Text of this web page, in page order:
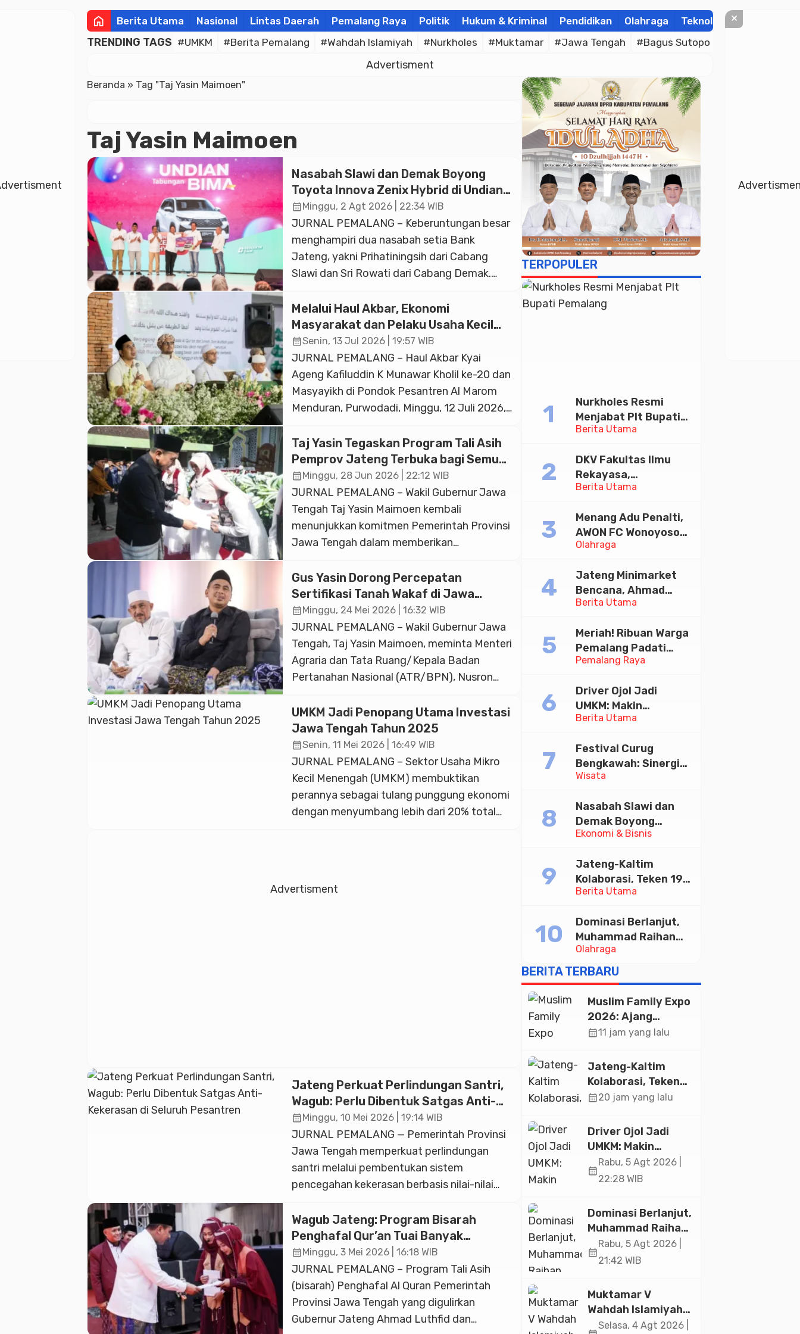
home Berita Utama Nasional Lintas Daerah Pemalang Raya Politik Hukum & Kriminal Pendidikan Olahraga Teknologi
TRENDING TAGS #UMKM #Berita Pemalang #Wahdah Islamiyah #Nurkholes #Muktamar #Jawa Tengah #Bagus Sutopo
Advertisment
Beranda » Tag "Taj Yasin Maimoen"
Taj Yasin Maimoen
Nasabah Slawi dan Demak Boyong
Toyota Innova Zenix Hybrid di Undian
Tabungan Bima Bank Jateng
calendar_monthMinggu, 2 Agt 2026 | 22:34 WIB
JURNAL PEMALANG – Keberuntungan besar
menghampiri dua nasabah setia Bank
Jateng, yakni Prihatiningsih dari Cabang
Slawi dan Sri Rowati dari Cabang Demak.
utama berupa mobil Toyota Innova Zenix
Hybrid dalam acara Undian Tabungan Bima
Periode II Tahun 2025 dan Periode I Tahun
2026 yang digelar di Mal 23 Semarang pada
Minggu, […]
Melalui Haul Akbar, Ekonomi
Masyarakat dan Pelaku Usaha Kecil
Tumbuh
calendar_monthSenin, 13 Jul 2026 | 19:57 WIB
JURNAL PEMALANG – Haul Akbar Kyai
Ageng Kafiluddin K Munawar Kholil ke-20 dan
Masyayikh di Pondok Pesantren Al Marom
Menduran, Purwodadi, Minggu, 12 Juli 2026,
menimba ilmu agama. Ribuan jamaah yang
memadati lokasi juga membawa berkah
ekonomi bagi masyarakat dan pelaku usaha
kecil. Puluhan lapak pedagang berjajar
sepanjang sekitar […]
Taj Yasin Tegaskan Program Tali Asih
Pemprov Jateng Terbuka bagi Semua
Penghafal Kitab Suci
calendar_monthMinggu, 28 Jun 2026 | 22:12 WIB
JURNAL PEMALANG – Wakil Gubernur Jawa
Tengah Taj Yasin Maimoen kembali
menunjukkan komitmen Pemerintah Provinsi
Jawa Tengah dalam memberikan
penghafal kitab suci. Tidak hanya bagi hafiz
Al-Qur’an, program tali asih juga terbuka bagi
seluruh penghafal kitab suci dari semua
agama. Namun hingga pertengahan 2026,
belum ada penghafal kitab suci selain […]
Gus Yasin Dorong Percepatan
Sertifikasi Tanah Wakaf di Jawa
Tengah
calendar_monthMinggu, 24 Mei 2026 | 16:32 WIB
JURNAL PEMALANG – Wakil Gubernur Jawa
Tengah, Taj Yasin Maimoen, meminta Menteri
Agraria dan Tata Ruang/Kepala Badan
Pertanahan Nasional (ATR/BPN), Nusron
tanah wakaf di wilayah Jawa Tengah. Gus
Yasin berharap tanah-tanah wakaf yang
saat ini belum memiliki sertifikat resmi dapat
segera ditangani. Dalam acara Pengajian
Selapanan dan Haul ke-7 KH Maimoen Zubair
[…]
UMKM Jadi Penopang Utama Investasi
Jawa Tengah Tahun 2025
calendar_monthSenin, 11 Mei 2026 | 16:49 WIB
JURNAL PEMALANG – Sektor Usaha Mikro
Kecil Menengah (UMKM) membuktikan
perannya sebagai tulang punggung ekonomi
dengan menyumbang lebih dari 20% total
DPMPTSP Jawa Tengah, Sakina Rosellasari,
Advertisment
Jateng Perkuat Perlindungan Santri,
Wagub: Perlu Dibentuk Satgas Anti-
Kekerasan di Seluruh Pesantren
calendar_monthMinggu, 10 Mei 2026 | 19:14 WIB
JURNAL PEMALANG — Pemerintah Provinsi
Jawa Tengah memperkuat perlindungan
santri melalui pembentukan sistem
pencegahan kekerasan berbasis nilai-nilai
tengah disiapkan adalah pembentukan
satuan tugas anti-bullying dan anti-
kekerasan terhadap perempuan serta anak di
lingkungan pondok pesantren. Komitmen
tersebut disampaikan Wakil Gubernur Jawa
Tengah, Taj Yasin Maimoen, usai mewakili
Gubernur Ahmad Luthfi […]
Wagub Jateng: Program Bisarah
Penghafal Qur’an Tuai Banyak
Manfaat
calendar_monthMinggu, 3 Mei 2026 | 16:18 WIB
JURNAL PEMALANG – Program Tali Asih
(bisarah) Penghafal Al Quran Pemerintah
Provinsi Jawa Tengah yang digulirkan
Gubernur Jateng Ahmad Luthfid dan
TERPOPULER
Berita Utama
Nurkholes Resmi
Menjabat Plt Bupati
Pemalang
Berita Utama
DKV Fakultas Ilmu
Rekayasa,
Universitas
Diskusi Desain
Olahraga
Menang Adu Penalti,
AWON FC Wonoyoso
Juara Bhayangkara
Berita Utama
Jateng Minimarket
Bencana, Ahmad
Luthfi Minta PMI Jadi
Pemalang Raya
Meriah! Ribuan Warga
Pemalang Padati
Kirab Festival Kamir
Berita Utama
Driver Ojol Jadi
UMKM: Makin
Sejahtera atau
Diskusi Paramadina
Wisata
Festival Curug
Bengkawah: Sinergi
Desa Sikasur dan
Memajukan Wisata
serta UMKM Lokal
Ekonomi & Bisnis
Nasabah Slawi dan
Demak Boyong
Toyota Innova Zenix
Tabungan Bima Bank
Jateng
Berita Utama
Jateng-Kaltim
Kolaborasi, Teken 19
Kerja Sama Ekonomi
Olahraga
Dominasi Berlanjut,
Muhammad Raihan
Fadila Sabet Emas
Kyorugi di Asian
Taekwondo Indonesia
Open 2026
BERITA TERBARU
Muslim Family Expo
2026: Ajang
Silaturahim dan
Ekonomi Halal di
Jakarta
calendar_month11 jam yang lalu
Jateng-Kaltim
Kolaborasi, Teken
19 Kerja Sama
20,2 Triliun
calendar_month20 jam yang lalu
Driver Ojol Jadi
UMKM: Makin
Sejahtera atau
Merana? Ini
Paramadina
calendar_month
Rabu, 5 Agt 2026 |
22:28 WIB
Dominasi Berlanjut,
Muhammad Raihan
Fadila Sabet Emas
Kyorugi di Asian
Indonesia Open
2026
calendar_month
Rabu, 5 Agt 2026 |
21:42 WIB
Muktamar V
Wahdah Islamiyah
Akan Kukuhkan
Selasa, 4 Agt 2026 |
×